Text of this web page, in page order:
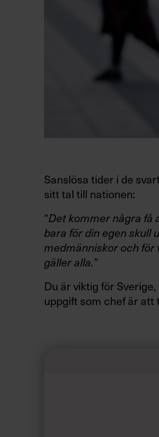
Sanslösa tider i de
sitt tal till nationen:
“Det kommer några få
bara för din egen skull
medmänniskor och för
gäller alla.”
Du är viktig för
uppgift som chef är att
Här kommer en “håll